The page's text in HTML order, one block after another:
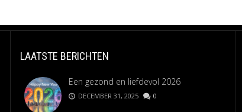
LAATSTE BERICHTEN
Een gezond en liefdevol 2026
DECEMBER 31, 2025 0